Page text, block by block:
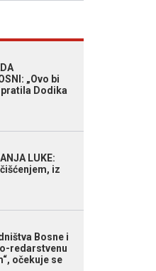
„Ovo bi
Dodika
LUKE:
iz
Bosne i
redarstvenu
očekuje se